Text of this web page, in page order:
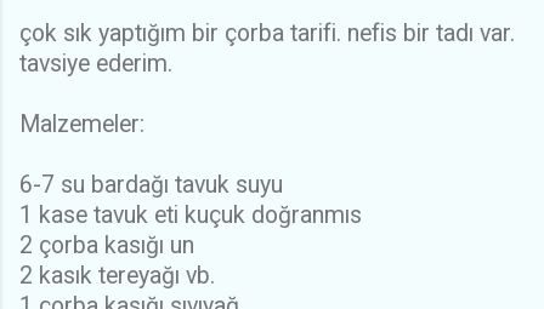
çok sık yaptığım bir çorba tarifi. nefis bir tadı var.
tavsiye ederim.
Malzemeler:
6-7 su bardağı tavuk suyu
1 kase tavuk eti kuçuk doğranmıs
2 çorba kasığı un
2 kasık tereyağı vb.